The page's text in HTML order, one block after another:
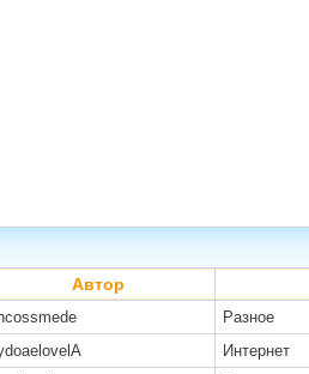
Автор
Разное
Интернет